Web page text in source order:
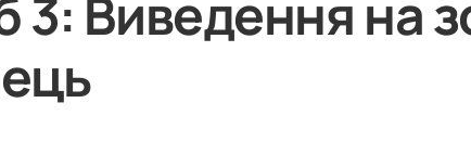
3: Виведення на